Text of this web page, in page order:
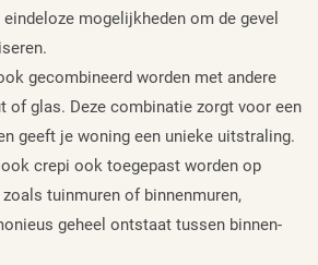
mogelijkheden om de gevel
gecombineerd worden met andere
of glas. Deze combinatie zorgt voor een
geeft je woning een unieke uitstraling.
crepi ook toegepast worden op
tuinmuren of binnenmuren,
geheel ontstaat tussen binnen-